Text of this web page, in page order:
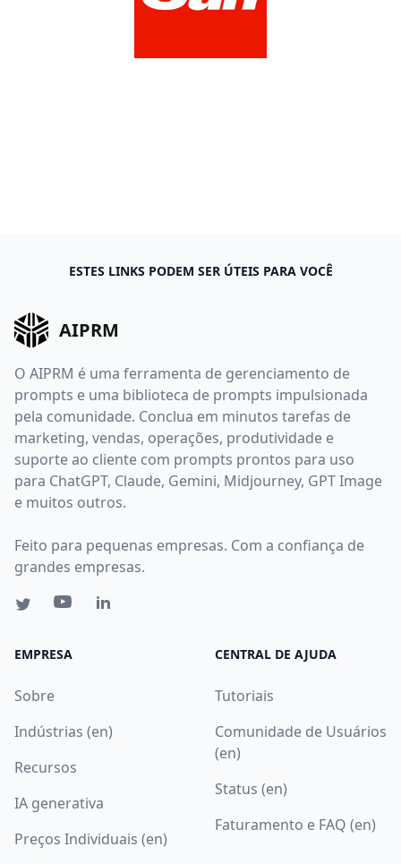
ESTES LINKS PODEM SER ÚTEIS PARA VOCÊ
AIPRM
O AIPRM é uma ferramenta de gerenciamento de
prompts e uma biblioteca de prompts impulsionada
pela comunidade. Conclua em minutos tarefas de
marketing, vendas, operações, produtividade e
suporte ao cliente com prompts prontos para uso
para ChatGPT, Claude, Gemini, Midjourney, GPT Image
e muitos outros.
Feito para pequenas empresas. Com a confiança de
grandes empresas.
EMPRESA
Sobre
Indústrias (en)
Recursos
IA generativa
Preços Individuais (en)
CENTRAL DE AJUDA
Tutoriais
Comunidade de Usuários
(en)
Status (en)
Faturamento e FAQ (en)